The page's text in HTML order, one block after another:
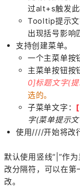
过alt+s触发此
Tooltip提示文
出现括号影响
支持创建菜单。
一个主菜单按
主菜单按钮按
0]标题文字(
选的。
子菜单文字：
字(菜单提示
使用////开始将改
默认使用竖线“|”作
改分隔符，可以在
改。